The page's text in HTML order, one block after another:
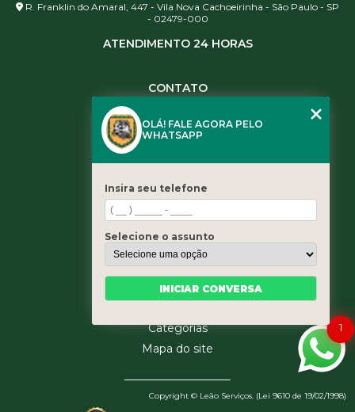
R. Franklin do Amaral, 447 - Vila Nova Cachoeirinha - São Paulo - SP
- 02479-000
ATENDIMENTO 24 HORAS
CONTATO
(11) 3461-5871
contato@leaoservicos.com.br
Home
Quem somos
Serviços
Blog
Categorias
Mapa do site
Copyright © Leão Serviços. (Lei 9610 de 19/02/1998)
1
OLÁ! FALE AGORA PELO
WHATSAPP
Insira seu telefone
Selecione o assunto
INICIAR CONVERSA